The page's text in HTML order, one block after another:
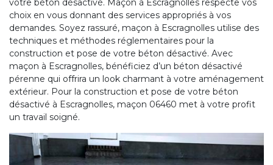
votre béton désactivé. Maçon à Escragnolles respecte vos
choix en vous donnant des services appropriés à vos
demandes. Soyez rassuré, maçon à Escragnolles utilise des
techniques et méthodes réglementaires pour la
construction et pose de votre béton désactivé. Avec
maçon à Escragnolles, bénéficiez d’un béton désactivé
pérenne qui offrira un look charmant à votre aménagement
extérieur. Pour la construction et pose de votre béton
désactivé à Escragnolles, maçon 06460 met à votre profit
un travail soigné.